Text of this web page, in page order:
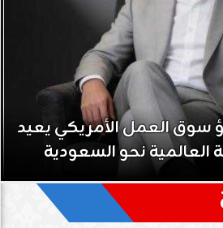
سوق العمل الأمريكي يعيد
العالمية نحو السعودية